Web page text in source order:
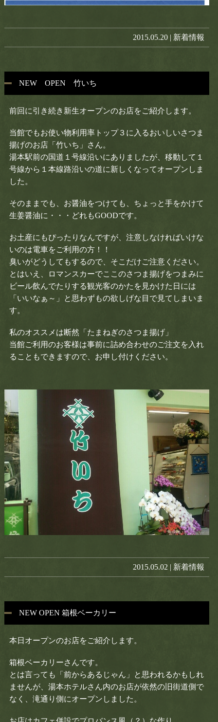
2015.05.20 | 新着情報
NEW OPEN 竹いち
前回に引き続き新生オープンのお店をご紹介します。
当館でもお使い物利用率トップ３に入るおいしいさつま
揚げのお店「竹いち」さん。
湯本駅前の国道１号線沿いにありましたが、移動して１
号線から１本線路沿いの道に新しくなってオープンしま
した。
そのままでも、お醤油をつけても、ちょっと手をかけて
生姜醤油に・・・どれもGOODです。
お土産にもぴったりなんですが、注意しなければいけな
いのは電車をご利用の方！！
臭いがどうしてもするので、そこだけご注意ください。
とはいえ、ロマンスカーでここのさつま揚げをつまみに
ビール飲んでたりする観光客のかたを見かけた日には
「いいなぁ～」と思わずもの欲しげな目で見てしまいま
す。
私のオススメは断然「たまねぎのさつま揚げ」
当館ご利用のお客様は事前に詰め合わせのご注文を入れ
ることもできますので、お申し付けください。
2015.05.02 | 新着情報
NEW OPEN 箱根ベーカリー
本日オープンのお店をご紹介します。
箱根ベーカリーさんです。
とは言っても「前からあるじゃん」と思われるかもしれ
ませんが、湯本ホテルさん内のお店が依然の旧街道側で
なく、滝通り側にオープンしました。